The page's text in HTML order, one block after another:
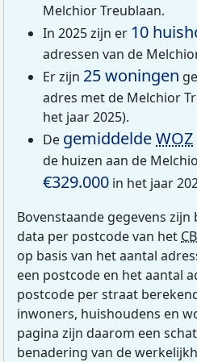
Melchior Treublaan.
In 2025 zijn er 10
adressen van de
Er zijn 25 woningen
adres met de Melchior
het jaar 2025).
De gemiddeldeWOZ
de huizen aan de
€329.000 in het jaar
Bovenstaande gegevens zijn
data per postcode van het
op basis van het aantal
een postcode en het aantal
postcode per straat
inwoners, huishoudens en
pagina zijn daarom een
benadering van de